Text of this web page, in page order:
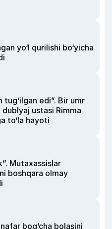
yo‘l qurilishi bo‘yicha
edi”. Bir umr
ustasi Rimma
to‘la hayoti
Mutaxassislar
boshqara olmay
bog‘cha bolasini